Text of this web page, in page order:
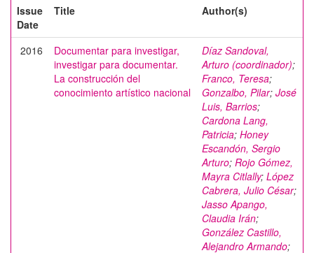
Issue
Date
Title Author(s)
2016
Documentar para investigar,
investigar para documentar.
La construcción del
conocimiento artístico nacional
Díaz Sandoval,
Arturo (coordinador);
Franco, Teresa;
Gonzalbo, Pilar; José
Luis, Barrios;
Cardona Lang,
Patricia; Honey
Escandón, Sergio
Arturo; Rojo Gómez,
Mayra Citlally; López
Cabrera, Julio César;
Jasso Apango,
Claudia Irán;
González Castillo,
Alejandro Armando;